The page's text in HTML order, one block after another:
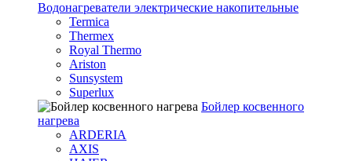
Водонагреватели электрические накопительные
Termica
Thermex
Royal Thermo
Ariston
Sunsystem
Superlux
Бойлер косвенного
нагрева
ARDERIA
AXIS